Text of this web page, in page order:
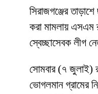
সিরাজগঞ্জের
করা মামলায়
স্বেচ্ছাসেবক লীগ
সোমবার (৭ জুলাই)
ভোগলমান গ্রামের